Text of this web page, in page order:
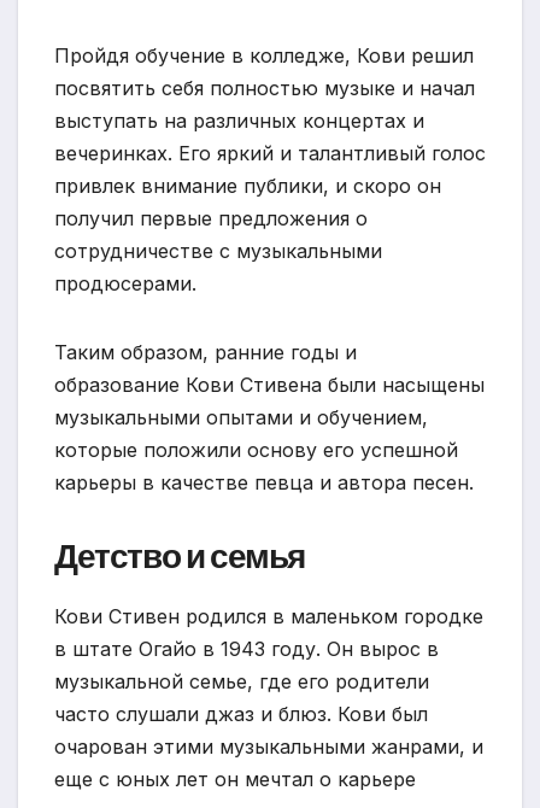
Пройдя обучение в колледже, Кови решил
посвятить себя полностью музыке и начал
выступать на различных концертах и
вечеринках. Его яркий и талантливый голос
привлек внимание публики, и скоро он
получил первые предложения о
сотрудничестве с музыкальными
продюсерами.
Таким образом, ранние годы и
образование Кови Стивена были насыщены
музыкальными опытами и обучением,
которые положили основу его успешной
карьеры в качестве певца и автора песен.
Детство и семья
Кови Стивен родился в маленьком городке
в штате Огайо в 1943 году. Он вырос в
музыкальной семье, где его родители
часто слушали джаз и блюз. Кови был
очарован этими музыкальными жанрами, и
еще с юных лет он мечтал о карьере